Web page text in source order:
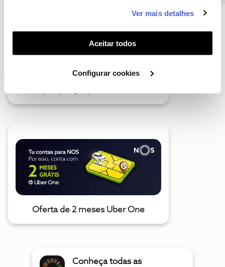
funcionalidades (cookies de personalização e
funcionalidade) e adaptar anúncios aos seus interesses
(cookies de publicidade personalizada). Pode gerir a
utilização dos cookies clicando em "Configurar
Ver mais detalhes
Aceitar todos
Configurar cookies
Oferta de 2 meses Uber One
Conheça todas as